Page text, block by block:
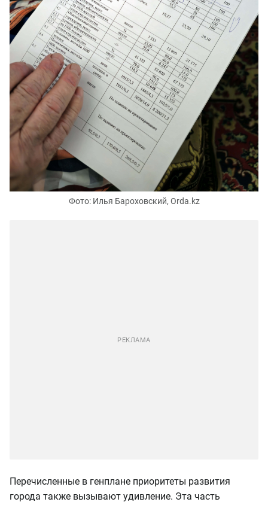
Фото: Илья Бароховский, Orda.kz
Перечисленные в генплане приоритеты развития
города также вызывают удивление. Эта часть